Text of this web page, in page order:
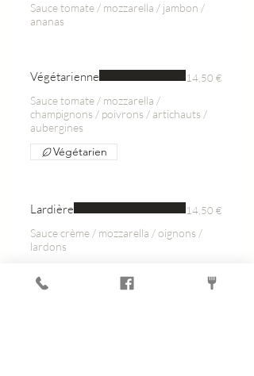
Sauce tomate / mozzarella / jambon /
ananas
Végétarienne
Sauce tomate / mozzarella /
champignons / poivrons / artichauts /
aubergines
14,50 €
Végétarien
Lardière
Sauce crème / mozzarella / oignons /
lardons
14,50 €